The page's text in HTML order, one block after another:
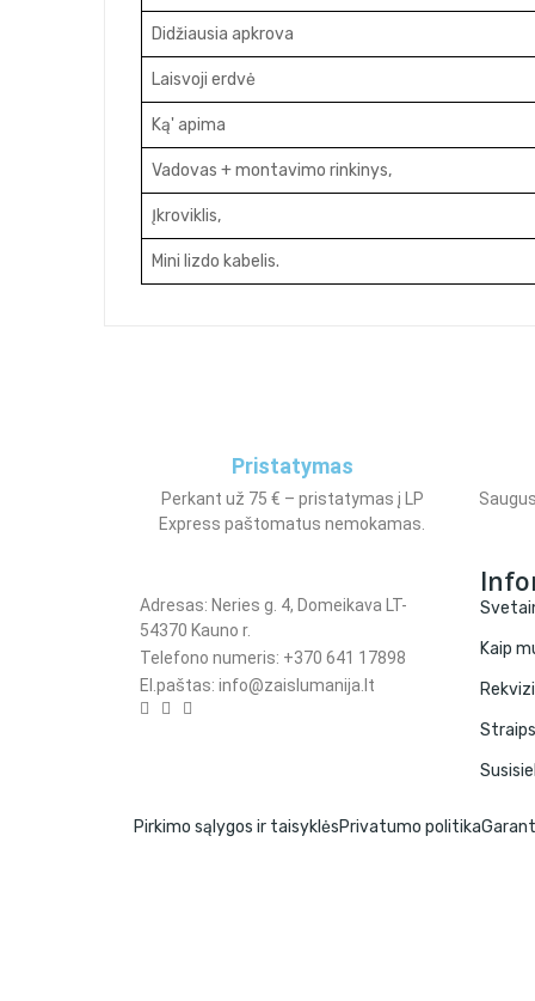
Didžiausia apkrova
Laisvoji erdvė
Ką' apima
Vadovas +montavimo rinkinys,
Įkroviklis,
Mini lizdo kabelis.
Pristatymas
Perkant už 75 € – pristatymas į LP
Express paštomatus nemokamas.
Adresas: Neries g. 4, Domeikava LT-
54370 Kauno r.
Telefono numeris: +370 641 17898
El.paštas: info@zaislumanija.lt
Kaip
Pirkimo sąlygos ir taisyklėsPrivatumo politika